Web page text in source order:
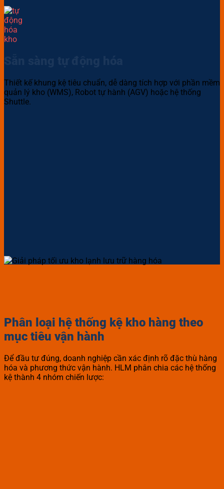
Thiết kế khung kệ tiêu chuẩn, dễ dàng tích hợp với phần mềm
quản lý kho (WMS), Robot tự hành (AGV) hoặc hệ thống
Shuttle.
Phân loại hệ thống kệ kho hàng theo
mục tiêu vận hành
Để đầu tư đúng, doanh nghiệp cần xác định rõ đặc thù hàng
hóa và phương thức vận hành. HLM phân chia các hệ thống
kệ thành 4 nhóm chiến lược: